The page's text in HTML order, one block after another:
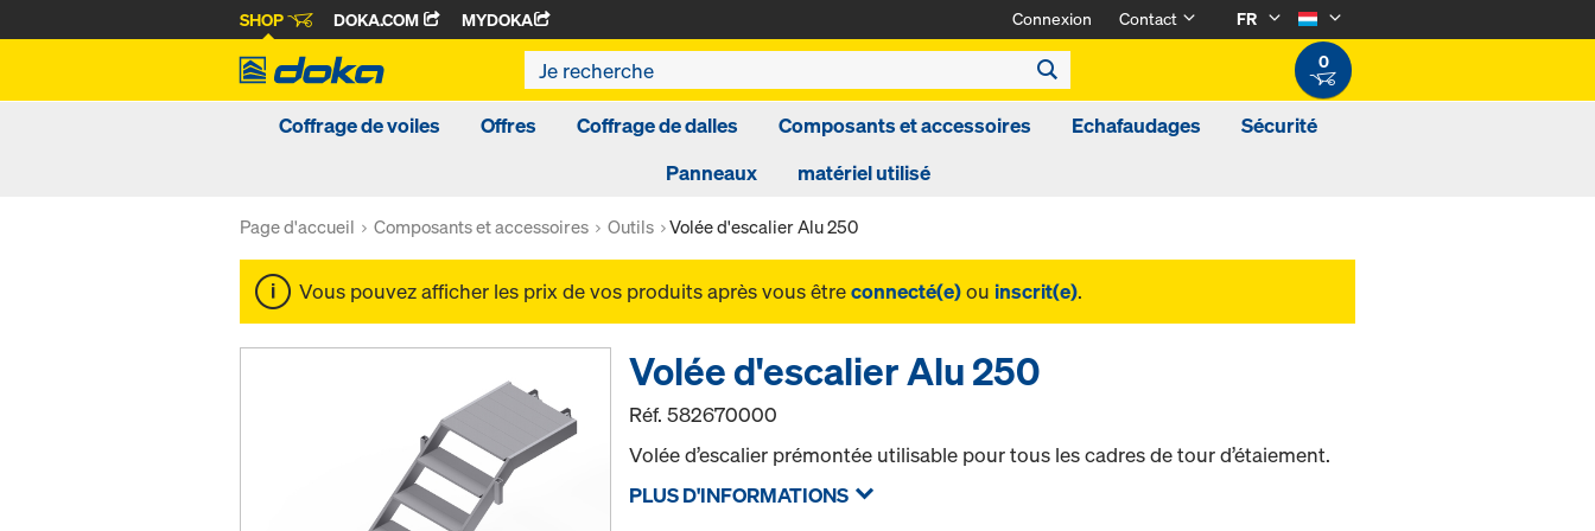
SHOP DOKA.COM MYDOKA Connexion Contact
FR
0
Coffrage de voiles Offres Coffrage de dalles Composants et accessoires Echafaudages
Sécurité
Panneaux
matériel utilisé
Page d'accueil Composants et accessoires Outils Volée d'escalier Alu 250
Vous pouvez afficher les prix de vos produits après vous êtreconnecté(e)ou inscrit(e).
Volée d'escalier Alu 250
Réf.582670000
Volée d’escalier prémontée utilisable pour tous les cadres de tour d’étaiement.
PLUS D'INFORMATIONS